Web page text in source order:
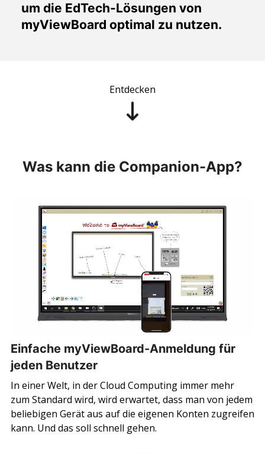
um die EdTech-Lösungen von
myViewBoard optimal zu nutzen.
Entdecken
Was kann die Companion-App?
Einfache myViewBoard-Anmeldung für
jeden Benutzer
In einer Welt, in der Cloud Computing immer mehr
zum Standard wird, wird erwartet, dass man von jedem
beliebigen Gerät aus auf die eigenen Konten zugreifen
kann. Und das soll schnell gehen.